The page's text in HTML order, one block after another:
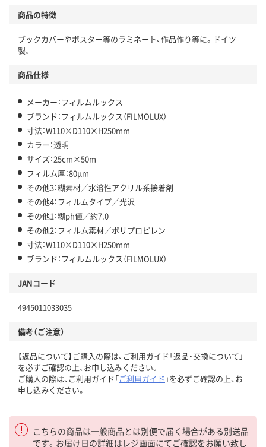
商品の特徴
ブックカバーやポスター等のラミネート、作品作り等に。ドイツ
製。
商品仕様
メーカー：フィルムルックス
ブランド：フィルムルックス（FILMOLUX）
寸法：W110×D110×H250mm
カラー：透明
サイズ：25cm×50m
フィルム厚：80μm
その他3：糊素材／水溶性アクリル系接着剤
その他4：フィルムタイプ／光沢
その他1：糊ph値／約7.0
その他2：フィルム素材／ポリプロピレン
寸法：W110×D110×H250mm
ブランド：フィルムルックス（FILMOLUX）
JANコード
4945011033035
備考（ご注意）
【返品について】ご購入の際は、ご利用ガイド「返品・交換について」
を必ずご確認の上、お申し込みください。
ご購入の際は、ご利用ガイド「ご利用ガイド 」を必ずご確認の上、お
申し込みください。
こちらの商品は一般商品とは別便で届く場合がある別送品
です。お届け日の詳細はレジ画面にてご確認をお願い致し